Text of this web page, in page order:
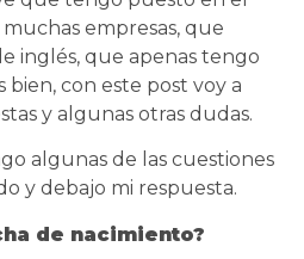
empresas, que
inglés, que apenas tengo
bien, con este post voy a
y algunas otras dudas.
algunas de las cuestiones
y debajo mi respuesta.
de nacimiento?